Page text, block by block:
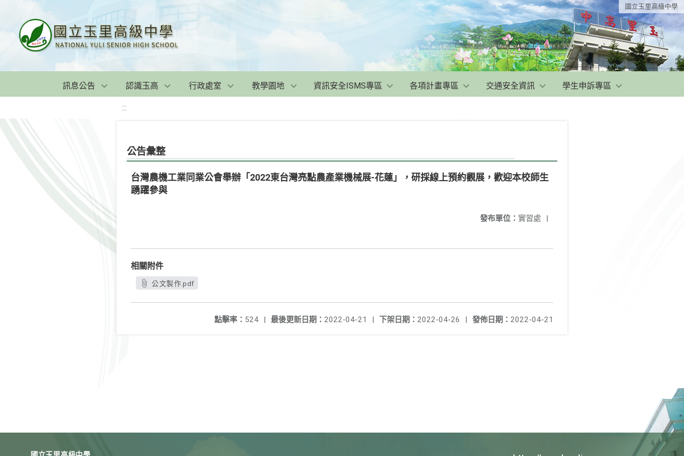
國立玉里高級中學
訊息公告 認識玉高 行政處室 教學園地 資訊安全ISMS專區 各項計畫專區 交通安全資訊 學生申訴專區
:::
公告彙整
台灣農機工業同業公會舉辦「2022東台灣亮點農產業機械展-花蓮」，研採線上預約觀展，歡迎本校師生
踴躍參與
發布單位： 實習處 |
相關附件
公文製作.pdf
發佈日期： 2022-04-21
下架日期： 2022-04-26 |
最後更新日期： 2022-04-21 |
點擊率： 524 |